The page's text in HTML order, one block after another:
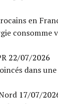
en
consomme
22/07/2026
dans
17/07/